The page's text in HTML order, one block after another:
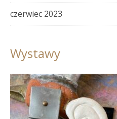
czerwiec 2023
Wystawy